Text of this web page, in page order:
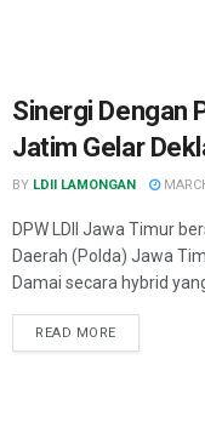
Sinergi Dengan
Jatim Gelar
BY LDII LAMONGAN
DPW LDII Jawa Timur
Daerah (Polda) Jawa
Damai secara hybrid
READ MORE